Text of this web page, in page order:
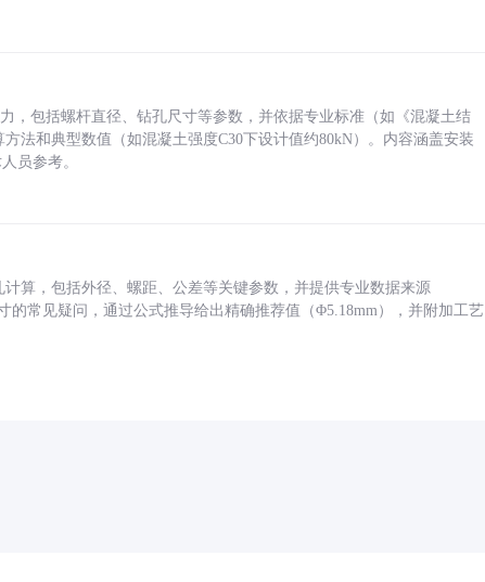
，包括螺杆直径、钻孔尺寸等参数，并依据专业标准（如《混凝土结
法和典型数值（如混凝土强度C30下设计值约80kN）。内容涵盖安装
员参考。
算，包括外径、螺距、公差等关键参数，并提供专业数据来源
的常见疑问，通过公式推导给出精确推荐值（Φ5.18mm），并附加工艺